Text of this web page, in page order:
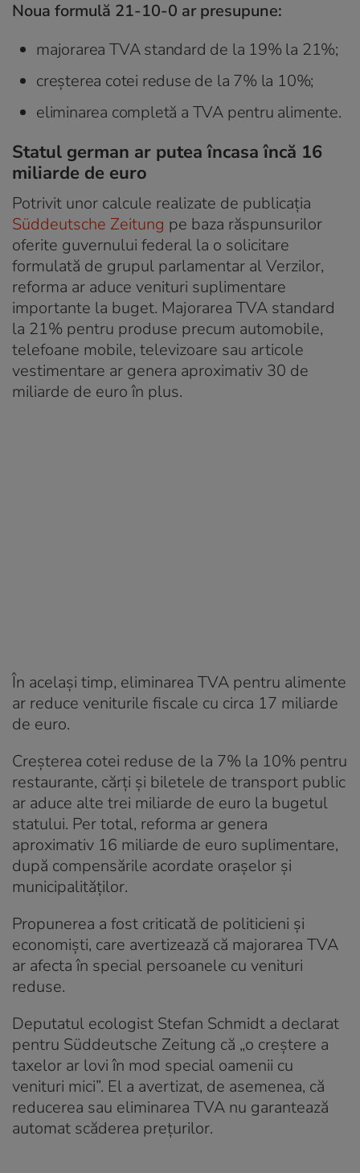
Noua formulă 21-10-0 ar presupune:
majorarea TVA standard de la 19% la 21%;
creșterea cotei reduse de la 7% la 10%;
eliminarea completă a TVA pentru alimente.
Statul german ar putea încasa încă 16
miliarde de euro
Potrivit unor calcule realizate de publicația
Süddeutsche Zeitung pe baza răspunsurilor
oferite guvernului federal la o solicitare
formulată de grupul parlamentar al Verzilor,
reforma ar aduce venituri suplimentare
importante la buget. Majorarea TVA standard
la 21% pentru produse precum automobile,
telefoane mobile, televizoare sau articole
vestimentare ar genera aproximativ 30 de
miliarde de euro în plus.
În același timp, eliminarea TVA pentru alimente
ar reduce veniturile fiscale cu circa 17 miliarde
de euro.
Creșterea cotei reduse de la 7% la 10% pentru
restaurante, cărți și biletele de transport public
ar aduce alte trei miliarde de euro la bugetul
statului. Per total, reforma ar genera
aproximativ 16 miliarde de euro suplimentare,
după compensările acordate orașelor și
municipalităților.
Propunerea a fost criticată de politicieni și
economiști, care avertizează că majorarea TVA
ar afecta în special persoanele cu venituri
reduse.
Deputatul ecologist Stefan Schmidt a declarat
pentru Süddeutsche Zeitung că „o creștere a
taxelor ar lovi în mod special oamenii cu
venituri mici”. El a avertizat, de asemenea, că
reducerea sau eliminarea TVA nu garantează
automat scăderea prețurilor.